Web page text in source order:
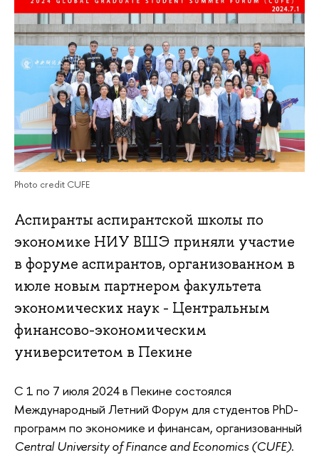
Photo credit CUFE
Аспиранты аспирантской школы по
экономике НИУ ВШЭ приняли участие
в форуме аспирантов, организованном в
июле новым партнером факультета
экономических наук - Центральным
финансово-экономическим
университетом в Пекине
С 1 по 7 июля 2024 в Пекине состоялся
Международный Летний Форум для студентов PhD-
программ по экономике и финансам, организованный
Central University of Finance and Economics (CUFE).